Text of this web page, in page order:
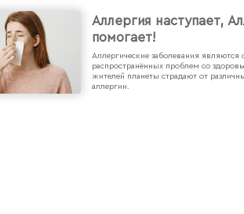
Аллергия наступает,
помогает!
Аллергические заболевания
распространённых проблем со
жителей планеты страдают от
аллергии.